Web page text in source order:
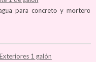
para concreto y mortero
1 galón